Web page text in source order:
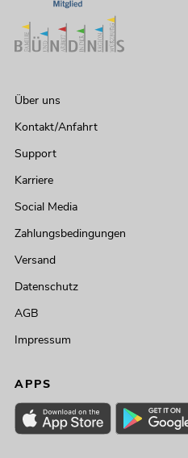
Über uns
Kontakt/Anfahrt
Support
Karriere
Social Media
Zahlungsbedingungen
Versand
Datenschutz
AGB
Impressum
APPS